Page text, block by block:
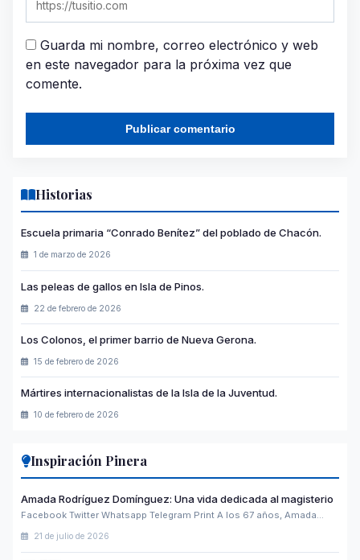
Guarda mi nombre, correo electrónico y web
en este navegador para la próxima vez que
comente.
Historias
Escuela primaria “Conrado Benítez” del poblado de Chacón.
1 de marzo de 2026
Las peleas de gallos en Isla de Pinos.
22 de febrero de 2026
Los Colonos, el primer barrio de Nueva Gerona.
15 de febrero de 2026
Mártires internacionalistas de la Isla de la Juventud.
10 de febrero de 2026
Inspiración Pinera
Amada Rodríguez Domínguez: Una vida dedicada al magisterio
Facebook Twitter Whatsapp Telegram Print A los 67 años, Amada…
21 de julio de 2026